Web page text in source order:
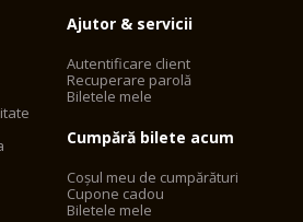
Ajutor & servicii
Autentificare client
Recuperare parolă
Biletele mele
Cumpără bilete acum
Coșul meu de cumpărături
Cupone cadou
Biletele mele